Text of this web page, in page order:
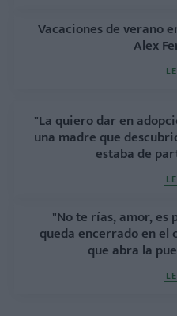
Vacaciones de verano
Alex
"La quiero dar en
una madre que
estaba de
"No te rías, amor, es
queda encerrado en el
que abra la